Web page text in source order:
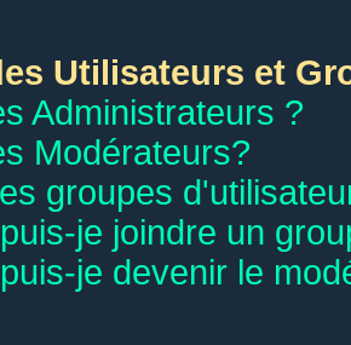
Utilisateurs et
Administrateurs ?
Modérateurs?
groupes
je joindre un
je devenir le